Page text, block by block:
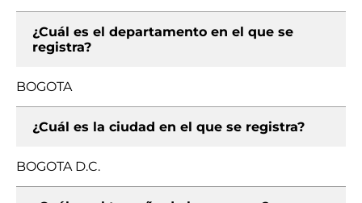
¿Cuál es el departamento en el que se
registra?
BOGOTA
¿Cuál es la ciudad en el que se registra?
BOGOTA D.C.